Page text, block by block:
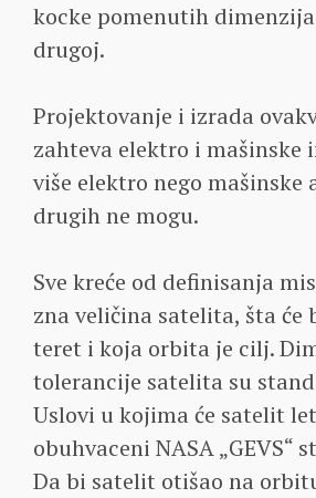
kocke pomenutih
drugoj.
Projektovanje i izrada
zahteva elektro i mašinske
više elektro nego mašinske
drugih ne mogu.
Sve kreće od definisanja
zna veličina satelita, šta
teret i koja orbita je cilj.
tolerancije satelita su
Uslovi u kojima će satelit
obuhvaceni NASA „GEVS“
Da bi satelit otišao na